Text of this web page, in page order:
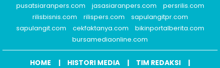
pusatsiaranpers.com
jasasiaranpers.com
persrilis.com
rilisbisnis.com
rilispers.com
sapulangitpr.com
sapulangit.com
cekfaktanya.com
bikinportalberita.com
bursamediaonline.com
HOME HISTORI MEDIA
TIM REDAKSI